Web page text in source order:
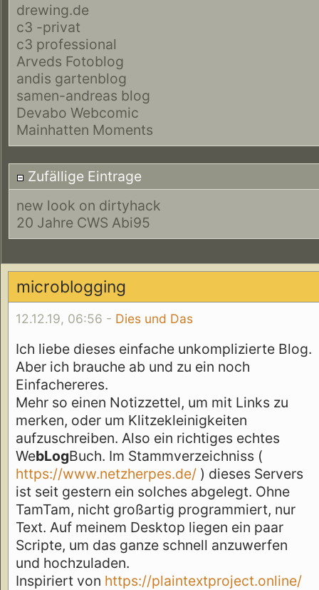
drewing.de
c3 -privat
c3 professional
Arveds Fotoblog
andis gartenblog
samen-andreas blog
Devabo Webcomic
Mainhatten Moments
Zufällige Eintrage
new look on dirtyhack
20 Jahre CWS Abi95
microblogging
12.12.19, 06:56 - Dies und Das
Ich liebe dieses einfache unkomplizierte Blog.
Aber ich brauche ab und zu ein noch
Einfachereres.
Mehr so einen Notizzettel, um mit Links zu
merken, oder um Klitzekleinigkeiten
aufzuschreiben. Also ein richtiges echtes
WebLogBuch. Im Stammverzeichniss (
https://www.netzherpes.de/ ) dieses Servers
ist seit gestern ein solches abgelegt. Ohne
TamTam, nicht großartig programmiert, nur
Text. Auf meinem Desktop liegen ein paar
Scripte, um das ganze schnell anzuwerfen
und hochzuladen.
Inspiriert von https://plaintextproject.online/